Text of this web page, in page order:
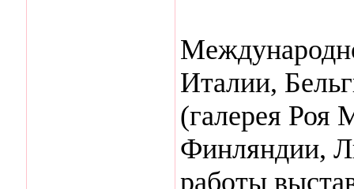
Италии,
(галерея Роя
Финляндии,
работы